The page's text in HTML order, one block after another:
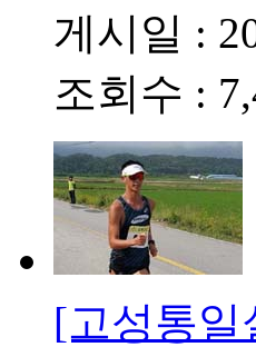
게시일 :
조회수 :
[고성통일